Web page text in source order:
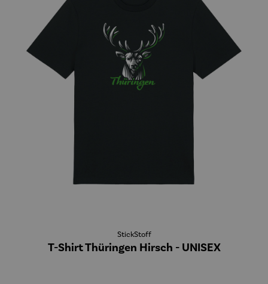
StickStoff
T-Shirt Thüringen Hirsch - UNISEX